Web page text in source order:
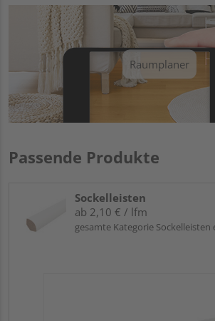
Raumplaner
Passende Produkte
Sockelleisten
ab 2,10 € / lfm
gesamte Kategorie Sockelleisten